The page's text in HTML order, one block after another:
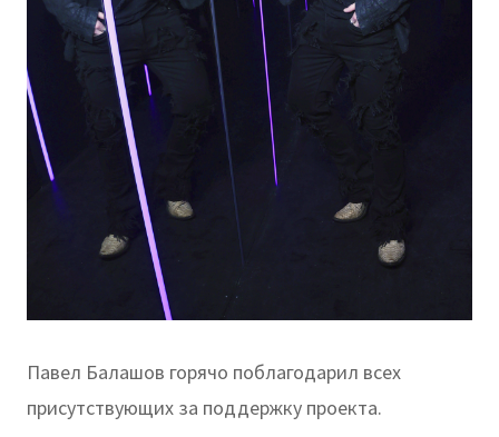
Павел Балашов горячо поблагодарил всех
присутствующих за поддержку проекта.